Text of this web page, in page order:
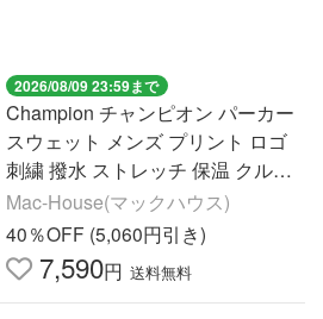
2026/08/09 23:59まで
Champion チャンピオン パーカー
スウェット メンズ プリント ロゴ
刺繍 撥水 ストレッチ 保温 クルー
ネック ポケット トップス
Mac-House(マックハウス)
40％OFF (5,060円引き)
7,590円 送料無料